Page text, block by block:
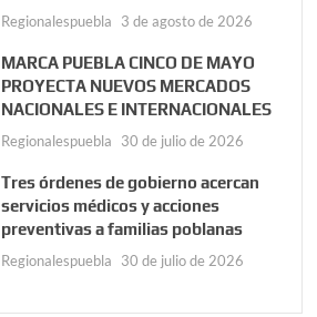
Regionalespuebla 3 de agosto de 2026
MARCA PUEBLA CINCO DE MAYO
PROYECTA NUEVOS MERCADOS
NACIONALES E INTERNACIONALES
Regionalespuebla 30 de julio de 2026
Tres órdenes de gobierno acercan
servicios médicos y acciones
preventivas a familias poblanas
Regionalespuebla 30 de julio de 2026